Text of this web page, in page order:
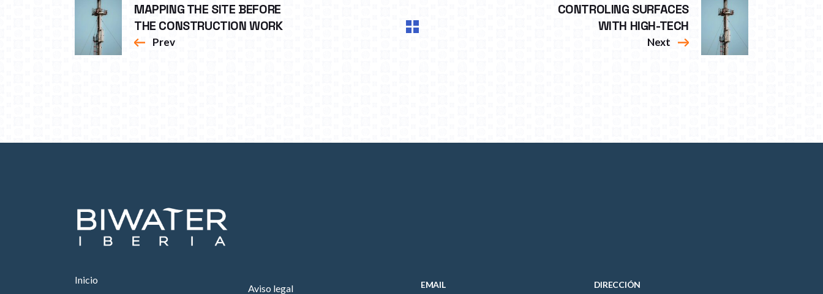
MAPPING THE SITE BEFORE
THE CONSTRUCTION WORK
Prev
CONTROLING SURFACES
WITH HIGH-TECH
Next
Inicio
Aviso legal
EMAIL DIRECCIÓN